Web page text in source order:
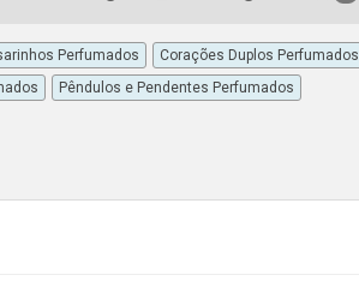
Perfumados
Corações Duplos Perfumados
Pêndulos e Pendentes Perfumados